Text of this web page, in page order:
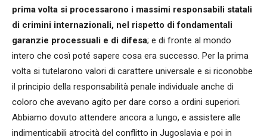
prima volta si processarono i massimi responsabili statali
di crimini internazionali, nel rispetto di fondamentali
garanzie processuali e di difesa; e di fronte al mondo
intero che così poté sapere cosa era successo. Per la prima
volta si tutelarono valori di carattere universale e si riconobbe
il principio della responsabilità penale individuale anche di
coloro che avevano agito per dare corso a ordini superiori.
Abbiamo dovuto attendere ancora a lungo, e assistere alle
indimenticabili atrocità del conflitto in Jugoslavia e poi in